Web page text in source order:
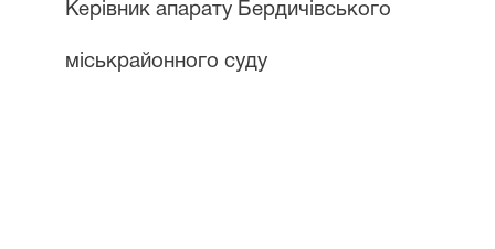
Керівник апарату Бердичівського
міськрайонного суду